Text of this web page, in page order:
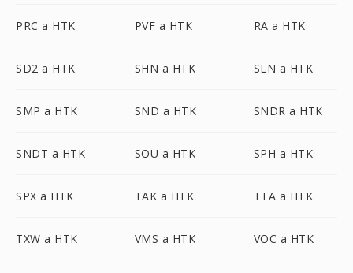
PRC a HTK PVF a HTK RA a HTK
SD2 a HTK SHN a HTK SLN a HTK
SMP a HTK SND a HTK SNDR a HTK
SNDT a HTK SOU a HTK SPH a HTK
SPX a HTK TAK a HTK TTA a HTK
TXW a HTK VMS a HTK VOC a HTK